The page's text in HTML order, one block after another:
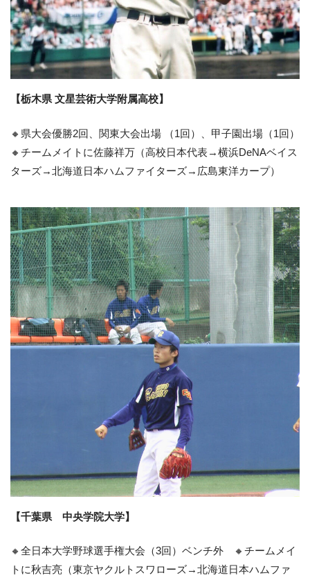
【栃木県 文星芸術大学附属高校】
🔸県大会優勝2回、関東大会出場 （1回）、甲子園出場（1回）
🔸チームメイトに佐藤祥万（高校日本代表→横浜DeNAベイス
ターズ→北海道日本ハムファイターズ→広島東洋カープ）
【千葉県 中央学院大学】
🔸全日本大学野球選手権大会（3回）ベンチ外 🔸チームメイ
トに秋吉亮（東京ヤクルトスワローズ→北海道日本ハムファ